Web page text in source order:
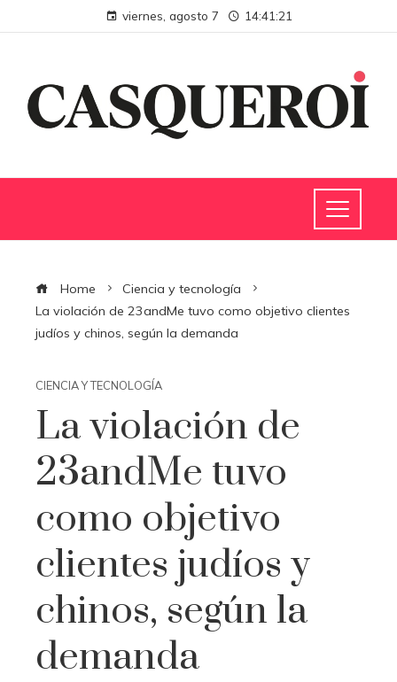
viernes, agosto 7 14:41:21
Home
Ciencia y tecnología
La violación de 23andMe tuvo como objetivo clientes
judíos y chinos, según la demanda
CIENCIA Y TECNOLOGÍA
La violación de
23andMe tuvo
como objetivo
clientes judíos y
chinos, según la
demanda